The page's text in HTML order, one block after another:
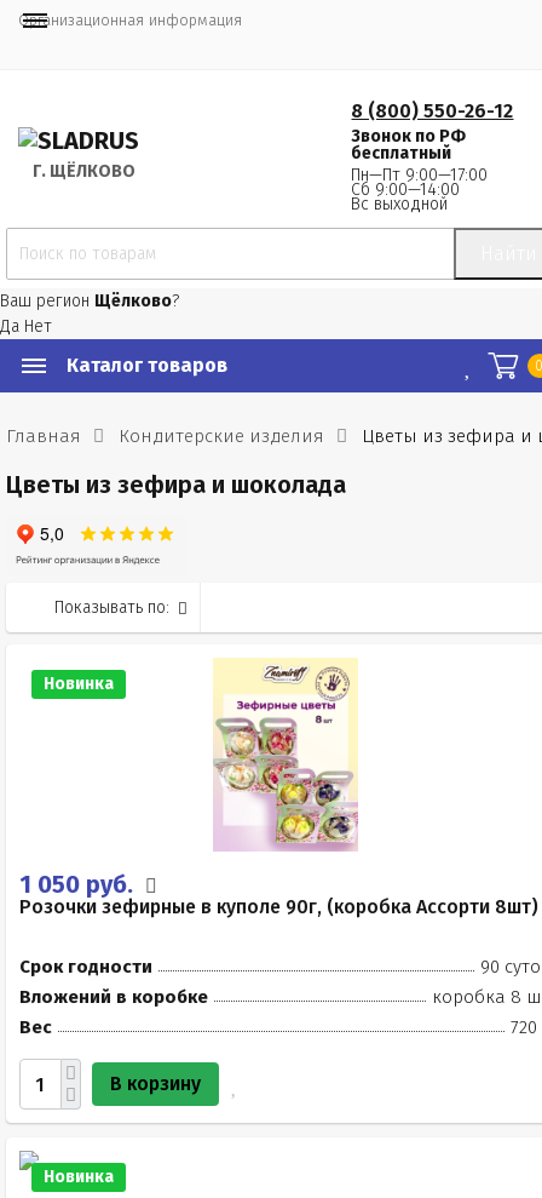
Организационная информация
Г. ЩЁЛКОВО
8 (800) 550-26-12
Звонок по РФ
бесплатный
Пн—Пт 9:00—17:00
Сб 9:00—14:00
Вс выходной
Ваш регион Щёлково?
Да Нет
Каталог товаров
Главная Кондитерские изделия Цветы из зефира и
Цветы из зефира и шоколада
Показывать по:
Новинка
1 050 руб.
Розочки зефирные в куполе 90г, (коробка Ассорти 8шт)
Срок годности
90
Вложений в коробке
коробка 8
Вес
720
В корзину
Новинка